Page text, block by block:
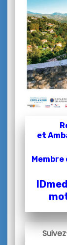
et